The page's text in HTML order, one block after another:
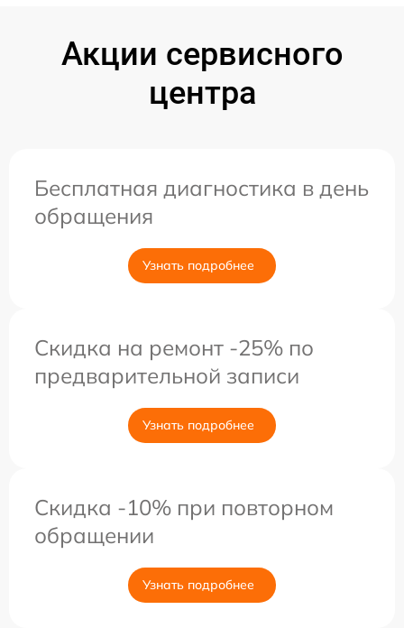
Акции сервисного
центра
Бесплатная диагностика в день
обращения
Узнать подробнее
Скидка на ремонт -25% по
предварительной записи
Узнать подробнее
Скидка -10% при повторном
обращении
Узнать подробнее